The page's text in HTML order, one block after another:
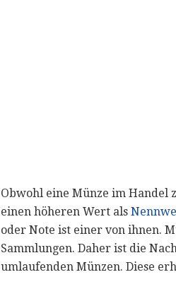
Obwohl eine Münze im Handel
einen höheren Wert als
oder Note ist einer von ihnen.
Sammlungen. Daher ist die
umlaufenden Münzen. Diese